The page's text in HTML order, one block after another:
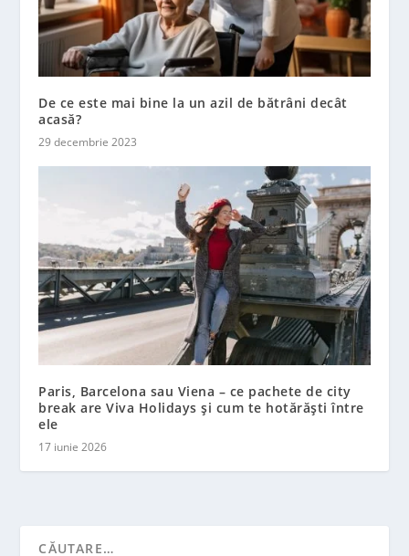
De ce este mai bine la un azil de bătrâni decât
acasă?
29 decembrie 2023
Paris, Barcelona sau Viena – ce pachete de city
break are Viva Holidays și cum te hotărăști între
ele
17 iunie 2026